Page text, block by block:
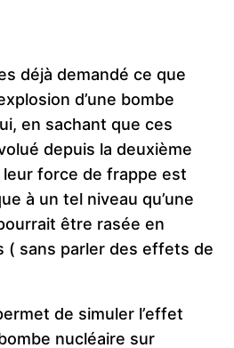
déjà demandé ce que
d’une bombe
en sachant que ces
depuis la deuxième
force de frappe est
à un tel niveau qu’une
être rasée en
( sans parler des effets de
de simuler l’effet
nucléaire sur